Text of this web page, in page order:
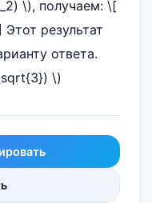
\), получаем: \[
результат
ответа.
\)